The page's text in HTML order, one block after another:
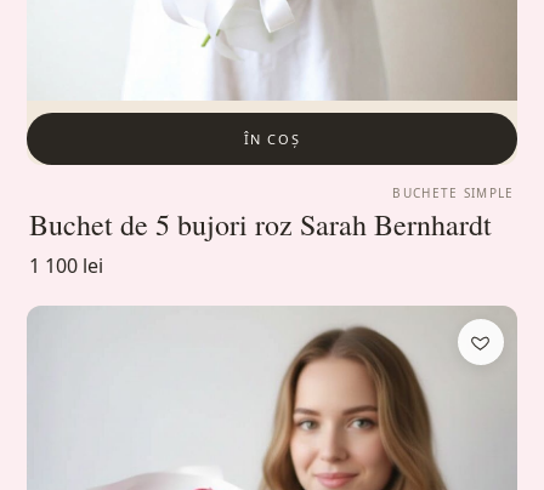
ÎN COȘ
BUCHETE SIMPLE
Buchet de 5 bujori roz Sarah Bernhardt
1 100 lei